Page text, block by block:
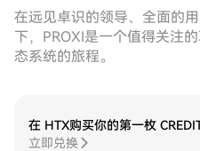
在远见卓识的领导、全面的
下，PROXI是一个值得关注
态系统的旅程。
在 HTX购买你的第一枚
立即兑换